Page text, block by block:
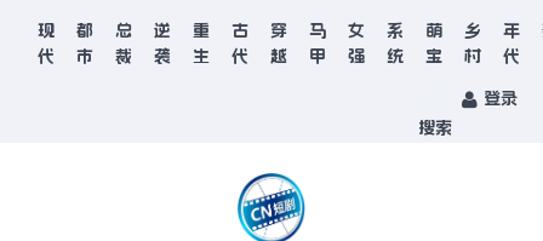
现
代
都
市
总
裁
逆
袭
重
生
古
代
穿
越
马
甲
女
强
系
统
萌
宝
乡
村
年
代
搜索
登录